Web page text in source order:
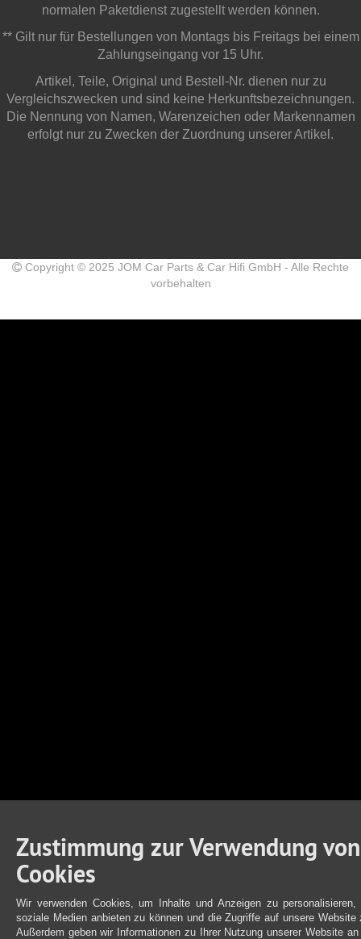
normalen Paketdienst zugestellt werden können.
** Gilt nur für Bestellungen von Montags bis Freitags bei einem
Zahlungseingang vor 15 Uhr.
Artikel, Teile, Original und Bestell-Nr. dienen nur zu
Vergleichszwecken und sind keine Herkunftsbezeichnungen.
Die Nennung von Namen, Warenzeichen oder Markennamen
erfolgt nur zu Zwecken der Zuordnung unserer Artikel.
Copyright © 2025 JOM Car Parts & Car Hifi GmbH - Alle Rechte
vorbehalten
Zustimmung zur Verwendung von
Cookies
Wir verwenden Cookies, um Inhalte und Anzeigen zu personalisieren,
soziale Medien anbieten zu können und die Zugriffe auf unsere Website
Außerdem geben wir Informationen zu Ihrer Nutzung unserer Website